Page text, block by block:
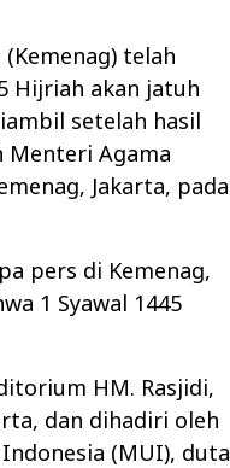
telah
Hijriah akan jatuh
setelah hasil
Menteri Agama
Jakarta, pada
pers di Kemenag,
1 Syawal 1445
HM. Rasjidi,
dan dihadiri oleh
(MUI), duta